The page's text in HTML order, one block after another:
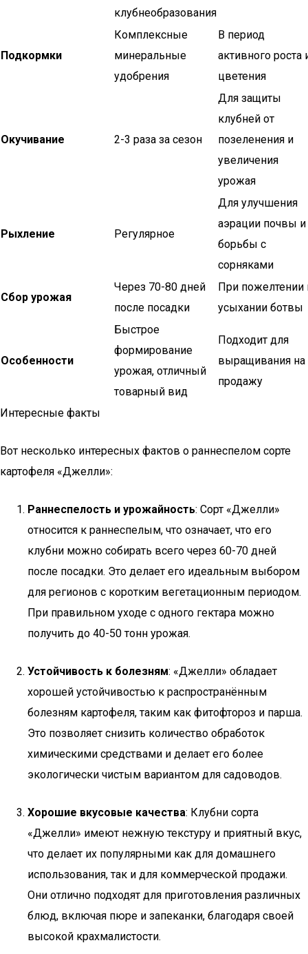
клубнеобразования
Подкормки
Комплексные
минеральные
удобрения
В период
активного роста
цветения
Окучивание 2-3 раза за сезон
Для защиты
клубней от
позеленения и
увеличения
урожая
Рыхление Регулярное
Для улучшения
аэрации почвы и
борьбы с
сорняками
Сбор урожая
Через 70-80 дней
после посадки
При пожелтении
усыхании ботвы
Особенности
Быстрое
формирование
урожая, отличный
товарный вид
Подходит для
выращивания на
продажу
Интересные факты
Вот несколько интересных фактов о раннеспелом сорте
картофеля «Джелли»:
Раннеспелость и урожайность: Сорт «Джелли»
относится к раннеспелым, что означает, что его
клубни можно собирать всего через 60-70 дней
после посадки. Это делает его идеальным выбором
для регионов с коротким вегетационным периодом.
При правильном уходе с одного гектара можно
получить до 40-50 тонн урожая.
Устойчивость к болезням: «Джелли» обладает
хорошей устойчивостью к распространённым
болезням картофеля, таким как фитофтороз и парша.
Это позволяет снизить количество обработок
химическими средствами и делает его более
экологически чистым вариантом для садоводов.
Хорошие вкусовые качества: Клубни сорта
«Джелли» имеют нежную текстуру и приятный вкус,
что делает их популярными как для домашнего
использования, так и для коммерческой продажи.
Они отлично подходят для приготовления различных
блюд, включая пюре и запеканки, благодаря своей
высокой крахмалистости.